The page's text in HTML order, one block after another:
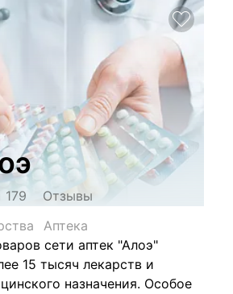
179
Отзывы
Аптека
сети аптек "Алоэ"
15 тысяч лекарств и
назначения. Особое